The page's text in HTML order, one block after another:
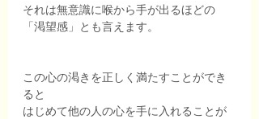
それは無意識に喉から手が出るほどの
「渇望感」とも言えます。
この心の渇きを正しく満たすことができ
ると
はじめて他の人の心を手に入れることが